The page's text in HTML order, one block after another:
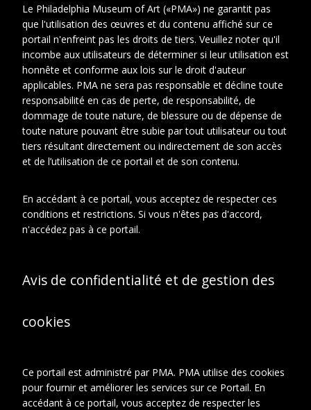
1
Date
1900-1960
Cotes
extremes
VIL OEU 496
CONTEXTE D'ARCHIVAGE
Suzanne Duchamp.
Dossier:
Dessins réalisés
entre 1880 et 1960.
Le Philadelphia Museum of Art («PMA») ne garantit pas
que l'utilisation des œuvres et du contenu affiché sur ce
portail n'enfreint pas les droits de tiers. Veuillez noter qu'il
incombe aux utilisateurs de déterminer si leur utilisation est
honnête et conforme aux lois sur le droit d'auteur
applicables. PMA ne sera pas responsable et décline toute
responsabilité en cas de perte, de responsabilité, de
dommage de toute nature, de blessure ou de dépense de
toute nature pouvant être subie par tout utilisateur ou tout
tiers résultant directement ou indirectement de son accès
et de l’utilisation de ce portail et de son contenu.
En accédant à ce portail, vous acceptez de respecter ces
conditions et restrictions. Si vous n'êtes pas d'accord,
n'accédez pas à ce portail.
Avis de confidentialité et de gestion des
cookies
Ce portail est administré par PMA. PMA utilise des cookies
pour fournir et améliorer les services sur ce Portail. En
accédant à ce portail, vous acceptez de respecter les